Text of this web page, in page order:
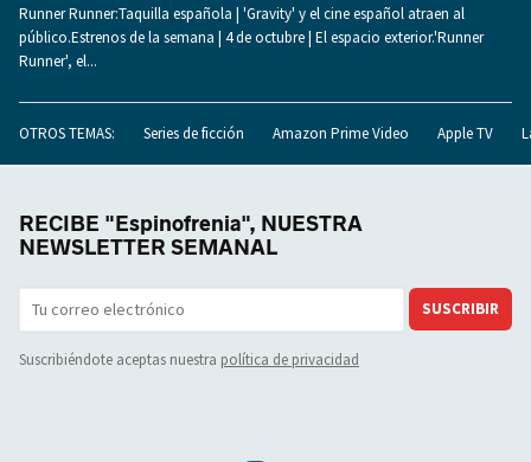
Runner Runner:Taquilla española | 'Gravity' y el cine español atraen al
público.Estrenos de la semana | 4 de octubre | El espacio exterior.'Runner
Runner', el...
OTROS TEMAS: Series de ficción Amazon Prime Video Apple TV
RECIBE "Espinofrenia", NUESTRA
NEWSLETTER SEMANAL
SUSCRIBIR
Suscribiéndote aceptas nuestra política de privacidad